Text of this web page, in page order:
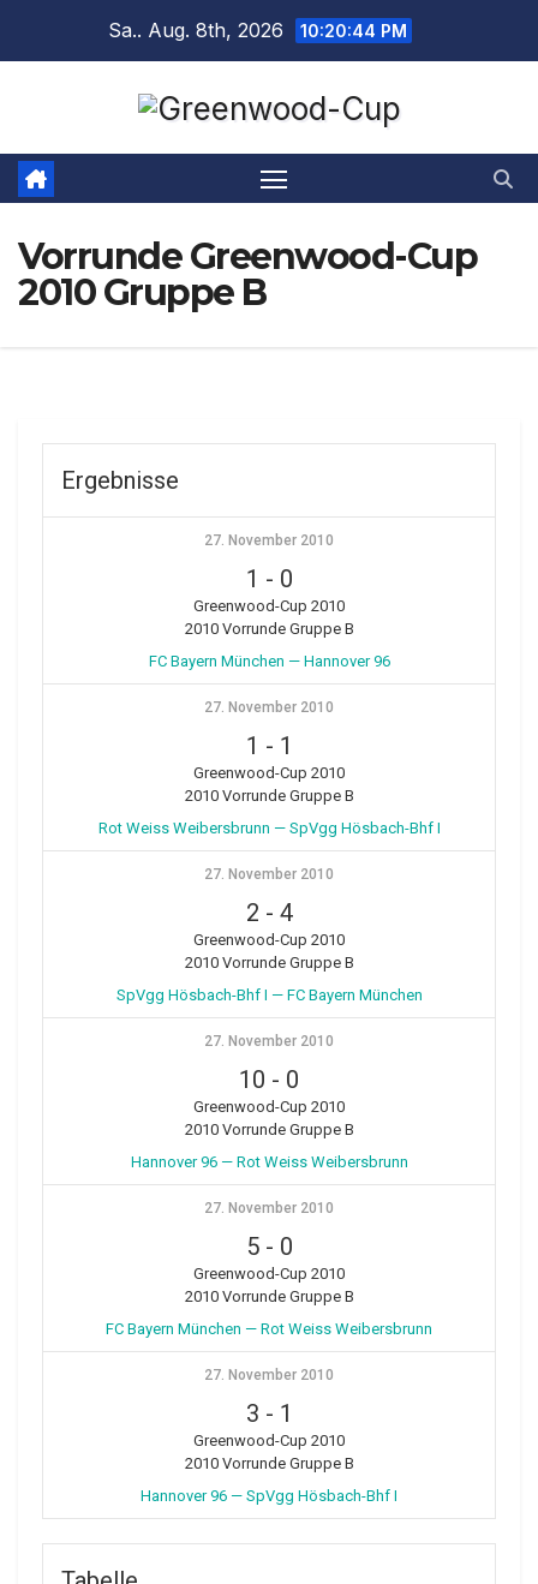
Sa.. Aug. 8th, 2026 10:20:44 PM
Vorrunde Greenwood-Cup
2010 Gruppe B
Ergebnisse
27. November 2010
1 - 0
Greenwood-Cup 2010
2010 Vorrunde Gruppe B
FC Bayern München — Hannover 96
27. November 2010
1 - 1
Greenwood-Cup 2010
2010 Vorrunde Gruppe B
Rot Weiss Weibersbrunn — SpVgg Hösbach-Bhf I
27. November 2010
2 - 4
Greenwood-Cup 2010
2010 Vorrunde Gruppe B
SpVgg Hösbach-Bhf I — FC Bayern München
27. November 2010
10 - 0
Greenwood-Cup 2010
2010 Vorrunde Gruppe B
Hannover 96 — Rot Weiss Weibersbrunn
27. November 2010
5- 0
Greenwood-Cup 2010
2010 Vorrunde Gruppe B
FC Bayern München — Rot Weiss Weibersbrunn
27. November 2010
3 - 1
Greenwood-Cup 2010
2010 Vorrunde Gruppe B
Hannover 96 — SpVgg Hösbach-Bhf I